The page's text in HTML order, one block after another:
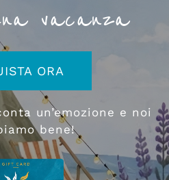
vacanza
ORA
un’emozione e noi
bene!